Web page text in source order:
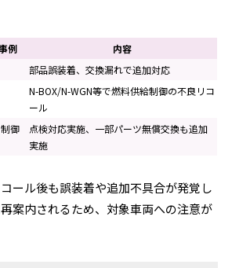
例
内容
部品誤装着、交換漏れで追加対応
N-BOX/N-WGN等で燃料供給制御の不良リコ
ール
御
点検対応実施、一部パーツ無償交換も追加
実施
ール後も誤装着や追加不具合が発覚し
案内されるため、対象車両への注意が